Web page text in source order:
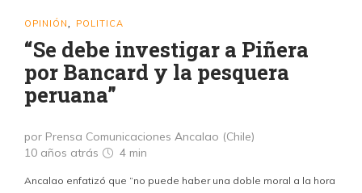
OPINIÓN POLITICA
“Se debe investigar a Piñera
por Bancard y la pesquera
peruana”
por Prensa Comunicaciones Ancalao (Chile)
10 años atrás
4 min
Ancalao enfatizó que “no puede haber una doble moral a la hora